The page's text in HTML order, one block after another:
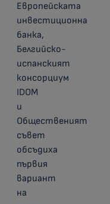
Европейската
инвестиционна
банка,
Белгийско-
испанският
консорциум
IDOM
и
Общественият
съвет
обсъдиха
първия
вариант
на